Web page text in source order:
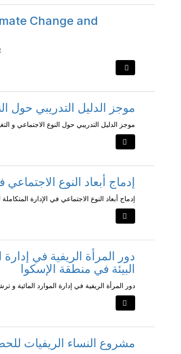
Change and
موجز الدليل التدريبي حول
موجز الدليل التدريبي حول النوع الاجتماعي و
إدماج أبعاد النوع الاجتماعي
إدماج أبعاد النوع الاجتماعي في الإدارة المتكاملة
دور المرأة الريفية في
البيئة في منطقة الإسكوا
دور المرأة الريفية في إدارة الموارد المائية و
مشروع النساء الريفيات